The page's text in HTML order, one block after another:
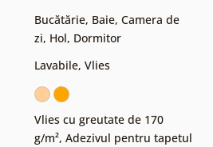
Bucătărie, Baie, Camera de
zi, Hol, Dormitor
Lavabile, Vlies
Vlies cu greutate de 170
g/m², Adezivul pentru tapetul